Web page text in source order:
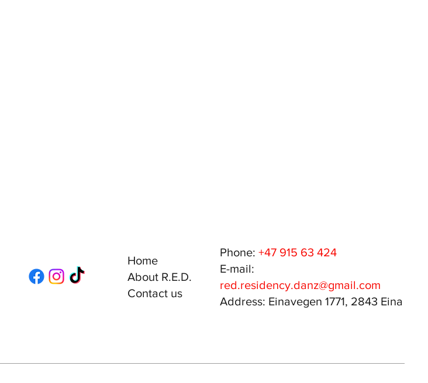
Home
About R.E.D.
Contact us
Phone: +47 915 63 424
E-mail:
red.residency.danz@gmail.com
Address: Einavegen 1771, 2843 Eina